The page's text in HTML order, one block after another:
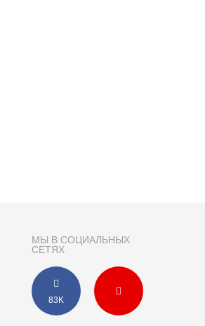
МЫ В СОЦИАЛЬНЫХ
СЕТЯХ
83K